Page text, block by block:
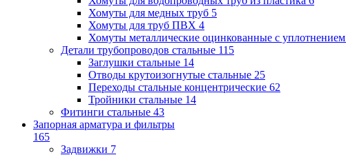
Хомуты для медных труб 5
Хомуты для труб ПВХ 4
Хомуты металлические оцинкованные с уплотнением
Детали трубопроводов стальные 115
Заглушки стальные 14
Отводы крутоизогнутые стальные 25
Переходы стальные концентрические 62
Тройники стальные 14
Фитинги стальные 43
Запорная арматура и фильтры
165
Задвижки 7